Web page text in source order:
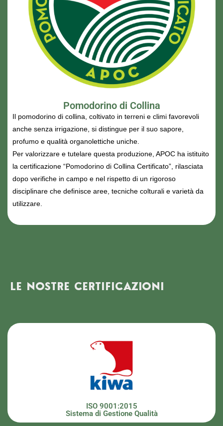
Pomodorino di Collina
Il pomodorino di collina, coltivato in terreni e climi favorevoli
anche senza irrigazione, si distingue per il suo sapore,
profumo e qualità organolettiche uniche.
Per valorizzare e tutelare questa produzione, APOC ha istituito
la certificazione “Pomodorino di Collina Certificato”, rilasciata
dopo verifiche in campo e nel rispetto di un rigoroso
disciplinare che definisce aree, tecniche colturali e varietà da
utilizzare.
LE NOSTRE CERTIFICAZIONI
ISO 9001:2015
Sistema di Gestione Qualità